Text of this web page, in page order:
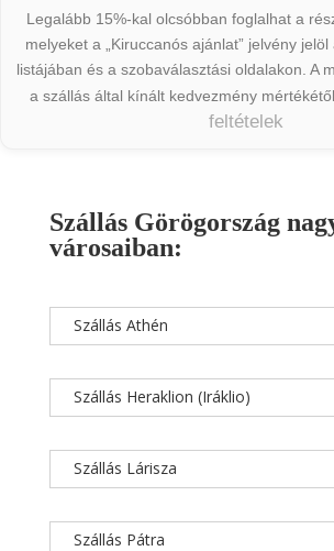
Legalább 15%-kal olcsóbban foglalhat a
melyeket a „Kiruccanós ajánlat” jelvény
listájában és a szobaválasztási oldalakon. A
a szállás által kínált kedvezmény mértékétől
feltételek
Szállás Görögország
városaiban:
Szállás Athén
Szállás Heraklion (Iráklio)
Szállás Lárisza
Szállás Pátra